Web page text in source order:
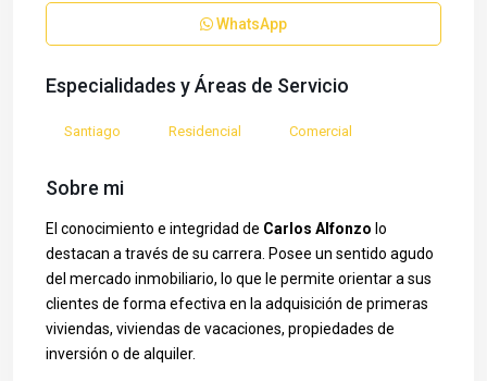
WhatsApp
Especialidades y Áreas de Servicio
Santiago Residencial Comercial
Sobre mi
El conocimiento e integridad de Carlos Alfonzo lo
destacan a través de su carrera. Posee un sentido agudo
del mercado inmobiliario, lo que le permite orientar a sus
clientes de forma efectiva en la adquisición de primeras
viviendas, viviendas de vacaciones, propiedades de
inversión o de alquiler.